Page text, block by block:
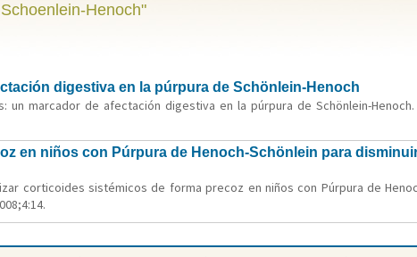
Henoch"
digestiva en la púrpura de Schönlein-Henoch
marcador de afectación digestiva en la púrpura de Schönlein-Henoch.
en niños con Púrpura de Henoch-Schönlein para
corticoides sistémicos de forma precoz en niños con Púrpura de